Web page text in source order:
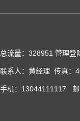
总流量：328951 管理登
联系人：黄经理 传真：
手机：13044111117 邮